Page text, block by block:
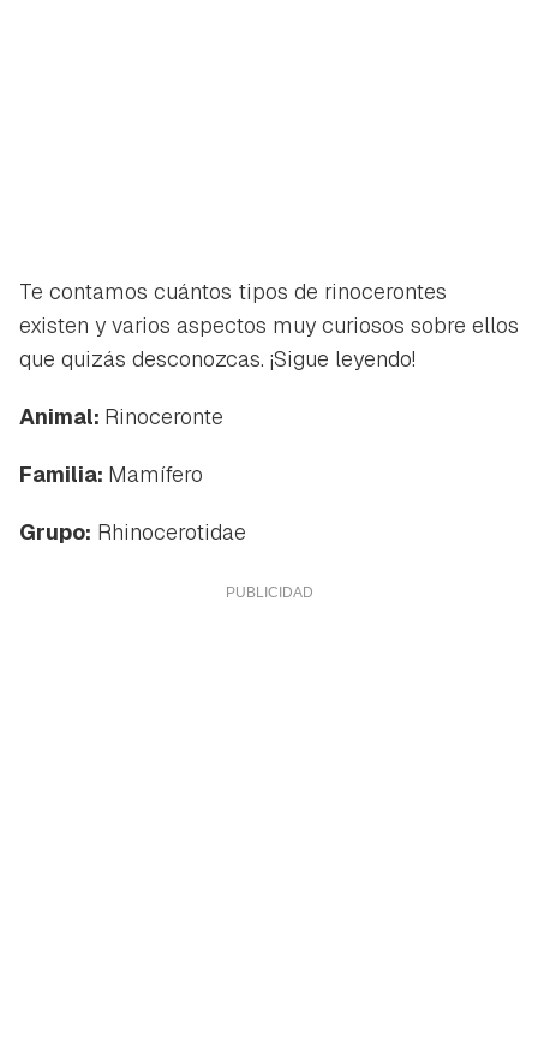
Te contamos cuántos tipos de rinocerontes
existen y varios aspectos muy curiosos sobre ellos
que quizás desconozcas. ¡Sigue leyendo!
Animal: Rinoceronte
Familia: Mamífero
Grupo: Rhinocerotidae